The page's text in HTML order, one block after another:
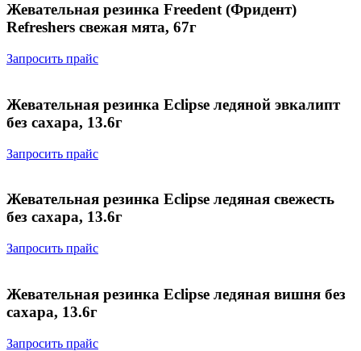
Жевательная резинка Freedent (Фридент)
Refreshers свежая мята, 67г
Запросить прайс
Жевательная резинка Eclipse ледяной эвкалипт
без сахара, 13.6г
Запросить прайс
Жевательная резинка Eclipse ледяная свежесть
без сахара, 13.6г
Запросить прайс
Жевательная резинка Eclipse ледяная вишня без
сахара, 13.6г
Запросить прайс